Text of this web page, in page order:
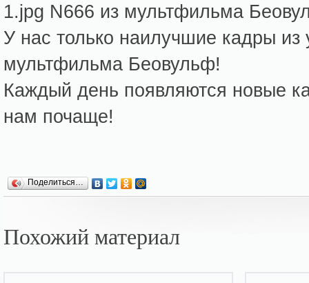
1.jpg N666 из мультфильма
У нас только наилучшие кадры из
мультфильма Беовульф!
Каждый день появляются новые
нам почаще!
Поделиться…
Похожий материал